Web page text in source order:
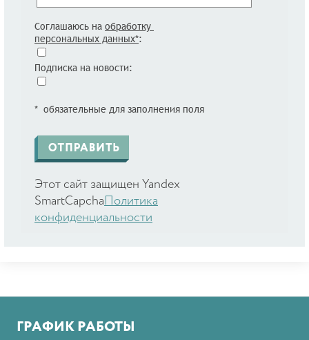
Соглашаюсь на обработку
персональных данных*:
Подписка на новости:
* обязательные для заполнения поля
Этот сайт защищен Yandex
SmartCapcha Политика
конфиденциальности
ГРАФИК РАБОТЫ